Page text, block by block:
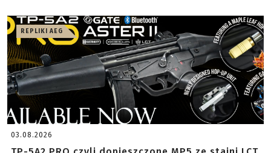
REPLIKI AEG
03.08.2026